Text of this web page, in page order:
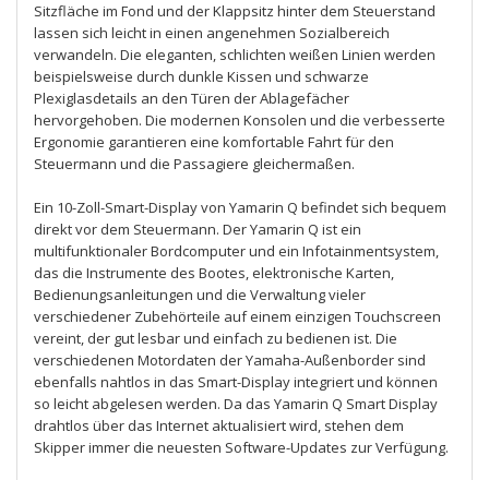
Sitzfläche im Fond und der Klappsitz hinter dem Steuerstand
lassen sich leicht in einen angenehmen Sozialbereich
verwandeln. Die eleganten, schlichten weißen Linien werden
beispielsweise durch dunkle Kissen und schwarze
Plexiglasdetails an den Türen der Ablagefächer
hervorgehoben. Die modernen Konsolen und die verbesserte
Ergonomie garantieren eine komfortable Fahrt für den
Steuermann und die Passagiere gleichermaßen.
Ein 10-Zoll-Smart-Display von Yamarin Q befindet sich bequem
direkt vor dem Steuermann. Der Yamarin Q ist ein
multifunktionaler Bordcomputer und ein Infotainmentsystem,
das die Instrumente des Bootes, elektronische Karten,
Bedienungsanleitungen und die Verwaltung vieler
verschiedener Zubehörteile auf einem einzigen Touchscreen
vereint, der gut lesbar und einfach zu bedienen ist. Die
verschiedenen Motordaten der Yamaha-Außenborder sind
ebenfalls nahtlos in das Smart-Display integriert und können
so leicht abgelesen werden. Da das Yamarin Q Smart Display
drahtlos über das Internet aktualisiert wird, stehen dem
Skipper immer die neuesten Software-Updates zur Verfügung.